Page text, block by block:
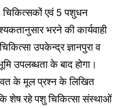
चिकित्सकों एवं 5 पशुधन
भरने की कार्यवाही
उपकेन्द्र ज्ञानपुरा व
उपलब्धता के बाद होगा।
के मूल प्रश्न के लिखित
शेष रहे पशु चिकित्‍सा संस्‍थाओं